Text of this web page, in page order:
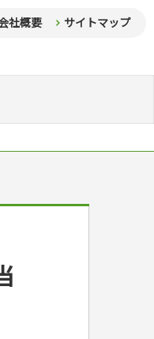
社概要 サイトマップ